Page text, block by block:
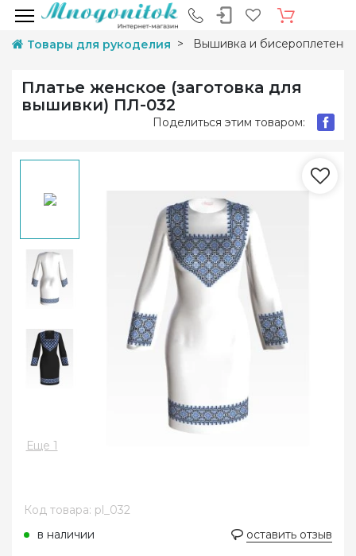
Товары для рукоделия Вышивка и
Платье женское (заготовка для
вышивки) ПЛ-032
Поделиться этим товаром:
Еще 1
Код товара: pl_032
в наличии
оставить отзыв